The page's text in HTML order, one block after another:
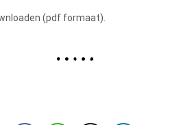
(pdf formaat).